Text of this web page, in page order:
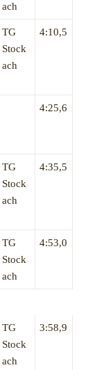
ach
TG
Stock
ach
4:10,5
4:25,6
TG
Stock
ach
4:35,5
TG
Stock
ach
4:53,0
TG
Stock
ach
3:58,9